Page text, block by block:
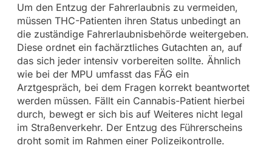
Um den Entzug der Fahrerlaubnis zu vermeiden,
müssen THC-Patienten ihren Status unbedingt an
die zuständige Fahrerlaubnisbehörde weitergeben.
Diese ordnet ein fachärztliches Gutachten an, auf
das sich jeder intensiv vorbereiten sollte. Ähnlich
wie bei der MPU umfasst das FÄG ein
Arztgespräch, bei dem Fragen korrekt beantwortet
werden müssen. Fällt ein Cannabis-Patient hierbei
durch, bewegt er sich bis auf Weiteres nicht legal
im Straßenverkehr. Der Entzug des Führerscheins
droht somit im Rahmen einer Polizeikontrolle.